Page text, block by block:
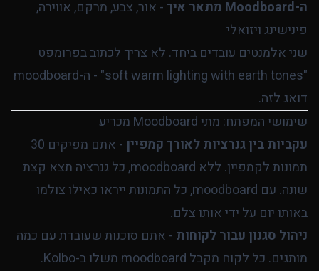
ה-Moodboard מתאר איך
- אור, צבע, מרקם, אווירה,
פינישינג ויזואלי
שני אלמנטים עובדים ביחד. לא צריך לכתוב בפרומפט
"soft warm lighting with earth tones" - ה-moodboard
דואג לזה.
שימושי המפתח: מתי Moodboard מכריע
עקביות בין גנרציות לאורך קמפיין
- אתם מפיקים 30
תמונות לקמפיין. ללא moodboard, כל גנרציה תצא קצת
שונה. עם moodboard, כל התמונות ייראו כאילו צולמו
באותו יום על ידי אותו צלם.
ניהול סגנון עבור לקוחות - אתם סוכנות שעובדת עם כמה
מותגים. כל לקוח מקבל moodboard משלו ב-Kolbo.